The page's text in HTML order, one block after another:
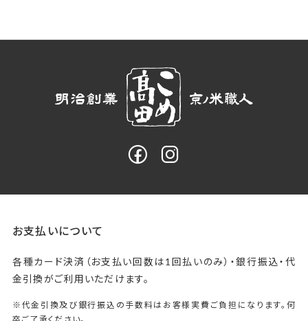
お支払いについて
各種カード決済（お支払い回数は1回払いのみ）・銀行振込・代
金引換がご利用いただけます。
※代金引換及び銀行振込の手数料はお客様実費ご負担になります。何